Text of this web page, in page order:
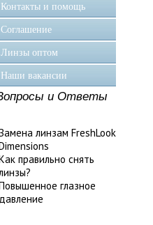
Контакты и помощь
Соглашение
Линзы оптом
Наши вакансии
и Ответы
Замена линзам FreshLook
правильно снять
глазное
давление